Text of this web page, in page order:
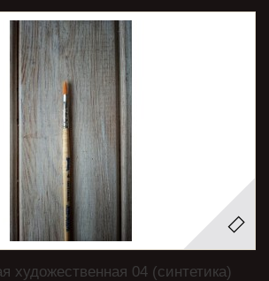
художественная 04 (синтетика)